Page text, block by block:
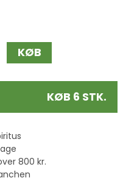
KØB
KØB 6 STK.
800 kr.